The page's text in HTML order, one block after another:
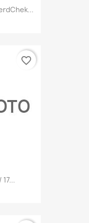
favorite_border